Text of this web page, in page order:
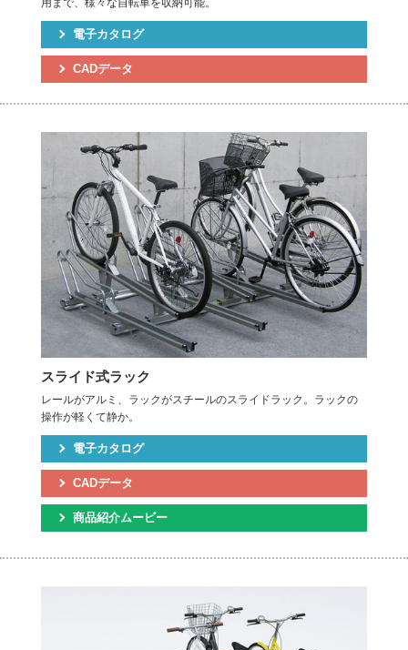
電子カタログ
CADデータ
スライド式ラック
レールがアルミ、ラックがスチールのスライドラック。ラックの
操作が軽くて静か。
電子カタログ
CADデータ
商品紹介ムービー